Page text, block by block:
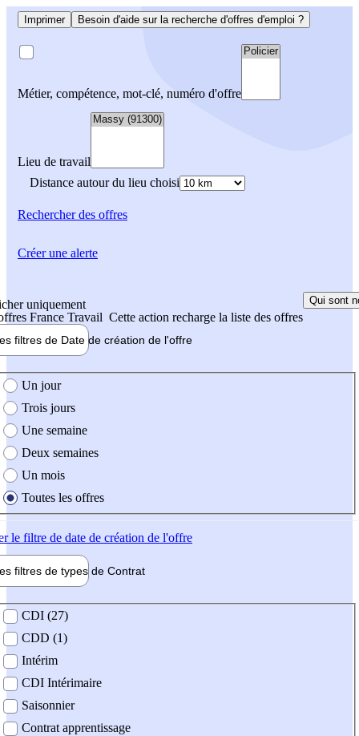
Imprimer Besoin d'aide sur la recherche d'offres d'emploi ?
Métier, compétence, mot-clé, numéro d'offre
Lieu de travail
Distance autour du lieu choisi
Rechercherdes offres
uniquement
France Travail Cette action recharge la liste des offres
Qui sont
filtres de Date de création de l'offre
création de l'offre
Un jour
Trois jours
Une semaine
Deux semaines
Un mois
Toutes les offres
le filtre de date de création de l'offre
filtres de types de Contrat
contrat
CDI (27)
CDD (1)
Intérim
CDI Intérimaire
Saisonnier
Contrat apprentissage
Créer une alerte